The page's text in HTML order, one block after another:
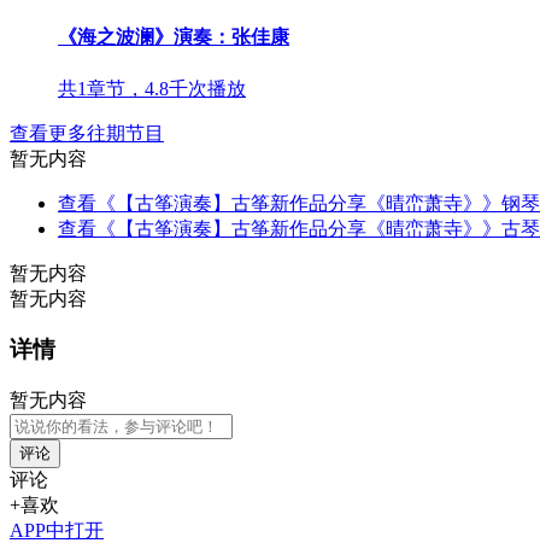
《海之波澜》演奏：张佳康
共1章节，4.8千次播放
查看更多往期节目
暂无内容
查看《【古筝演奏】古筝新作品分享《晴峦萧寺》》钢
查看《【古筝演奏】古筝新作品分享《晴峦萧寺》》古
暂无内容
暂无内容
详情
暂无内容
评论
评论
+喜欢
APP中打开